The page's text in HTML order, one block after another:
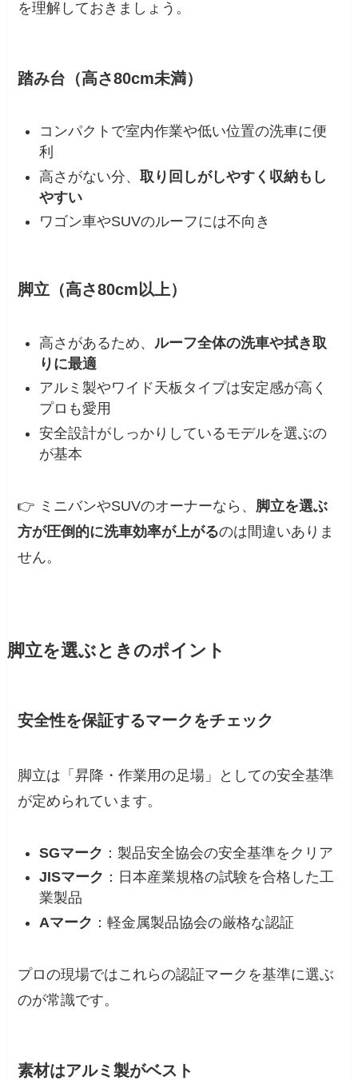
を理解しておきましょう。
踏み台（高さ80cm未満）
コンパクトで室内作業や低い位置の洗車に便
利
高さがない分、取り回しがしやすく収納もし
やすい
ワゴン車やSUVのルーフには不向き
脚立（高さ80cm以上）
高さがあるため、 ルーフ全体の洗車や拭き取
りに最適
アルミ製やワイド天板タイプは安定感が高く
プロも愛用
安全設計がしっかりしているモデルを選ぶの
が基本
👉 ミニバンやSUVのオーナーなら、 脚立を選ぶ
方が圧倒的に洗車効率が上がるのは間違いありま
せん。
脚立を選ぶときのポイント
安全性を保証するマークをチェック
脚立は「昇降・作業用の足場」としての安全基準
が定められています。
SGマーク ：製品安全協会の安全基準をクリア
JISマーク ：日本産業規格の試験を合格した工
業製品
Aマーク ：軽金属製品協会の厳格な認証
プロの現場ではこれらの認証マークを基準に選ぶ
のが常識です。
素材はアルミ製がベスト